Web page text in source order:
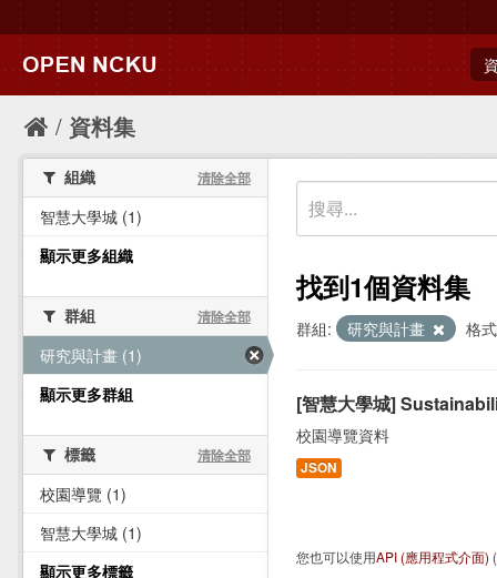
資料集
找到1個資料集
群組: 研究與計畫 格
[智慧大學城]
校園導覽資料
JSON
您也可以使用API (應用程式介面)
組織 清除全部
智慧大學城 (1)
顯示更多組織
群組 清除全部
研究與計畫 (1)
顯示更多群組
標籤 清除全部
校園導覽 (1)
智慧大學城 (1)
顯示更多標籤